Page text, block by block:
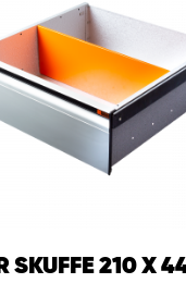
SKUFFE 210 X